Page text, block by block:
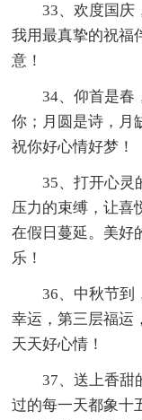
33、欢度国庆
我用最真挚的祝福
意！
34、仰首是春
你；月圆是诗，月
祝你好心情好梦！
35、打开心灵
压力的束缚，让喜
在假日蔓延。美好
乐！
36、中秋节到
幸运，第三层福运
天天好心情！
37、送上香
过的每一天都象十